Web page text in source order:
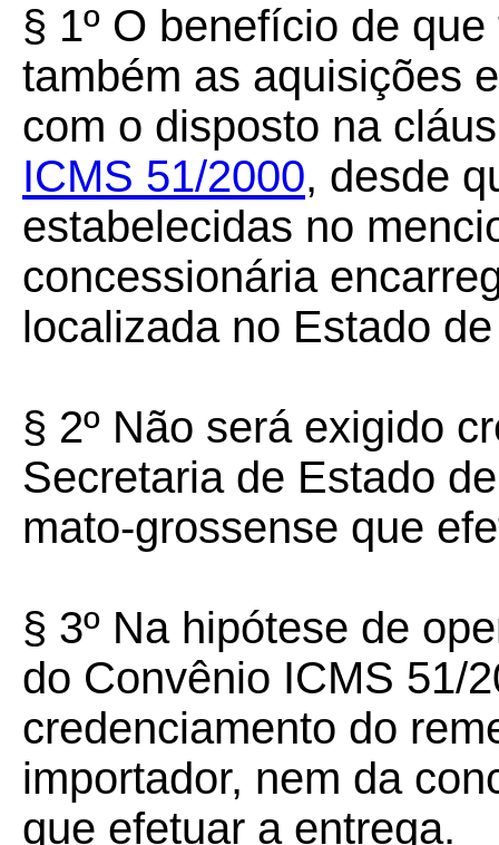
§ 1º O benefício de
também as aquisições
com o disposto na
ICMS 51/2000, desde
estabelecidas no
concessionária
localizada no Estado
§ 2º Não será exigido
Secretaria de Estado
mato-grossense que
§ 3º Na hipótese de
do Convênio ICMS 51/
credenciamento do
importador, nem da
que efetuar a entrega.